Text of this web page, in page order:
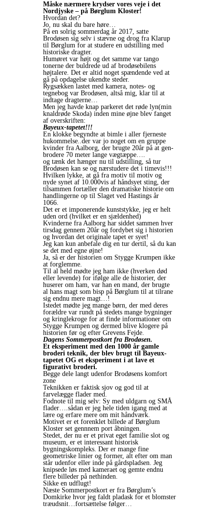
Måske nærmere krydser vores veje i det
Nordjyske – på Børglum Kloster!
Hvordan det?
Jo, nu skal du bare høre…
På en solrig sommerdag år 2017, satte
Brodøsen sig selv i stævne og drog fra Klarup
til Børglum for at studere en udstilling med
historiske dragter.
Humøret var højt og det samme var tango
tonerne der buldrede ud af brodøsebilens
højtalere. Det er altid noget spændende ved at
gå på opdagelse ukendte steder.
Rygsækken lastet med kamera, notes- og
tegnebog var Brodøsen, altså mig, klar til at
indtage dragterne…
Men jeg havde knap parkeret det røde lyn(min
knaldrøde Skoda) inden mine øjne blev fanget
af overskriften:
Bayeux-tapetet!!!
En klokke begyndte at bimle i aller fjerneste
hukommelse..der var jo noget om en gruppe
kvinder fra Aalborg, der brugte 20år på at gen-
brodere 70 meter lange vægtæppe….
og tænk det hænger nu til udstilling, så tur
Brodøsen kan se og nærstudere det i timevis!!!
Hvilken lykke, at gå fra motiv til motiv og
nyde synet af 10.000vis af håndsyet sting, der
tilsammen fortæller den dramatiske historie om
handlingerne op til Slaget ved Hastings år
1066.
Det er et imponerende kunststykke, jeg er helt
uden ord (hvilket er en sjældenhed)
Kvinderne fra Aalborg har siddet sammen hver
tirsdag gennem 20år og fordybet sig i historien
og hvordan det originale tapet er syet!
Jeg kan kun anbefale dig en tur dertil, så du kan
se det med egne øjne!
Ja, så er der historien om Stygge Krumpen ikke
at forglemme.
Til al held mødte jeg ham ikke (hverken død
eller levende) for ifølge alle de historier, der
huserer om ham, var han en mand, der brugte
al hans magt som bisp på Børglum til at tilrane
sig endnu mere magt…!
Istedet mødte jeg mange børn, der med deres
forældre var rundt på stedets mange bygninger
og kringlekroge for at finde informationer om
Stygge Krumpen og dermed blive klogere på
historien før og efter Grevens Fejde.
Dagens Sommerpostkort fra Brodøsen.
Et eksperiment med den 1000 år gamle
broderi teknik, der blev brugt til Bayeux-
tapetet OG et eksperiment i at lave et
figurativt broderi.
Begge dele langt udenfor Brodøsens komfort
zone
Teknikken er faktisk sjov og god til at
farvelægge flader med.
Fodnote til mig selv: Sy med uldgarn og SMÅ
flader….sådan er jeg hele tiden igang med at
lære og erfare mere om mit håndværk.
Motivet er et forenklet billede af Børglum
Kloster set gennnem port åbningen.
Stedet, der nu er et privat eget familie slot og
museum, er et interessant historisk
bygningskompleks. Der er mange fine
geometriske linier og former, alt efter om man
står udenfor eller inde på gårdspladsen. Jeg
knipsede løs med kameraet og gemte endnu
flere billeder på nethinden.
Sikke en udflugt!
Næste Sommerpostkort er fra Børglum’s
Domkirke hvor jeg faldt pladask for et blomster
træudsnit…fortsættelse følger…